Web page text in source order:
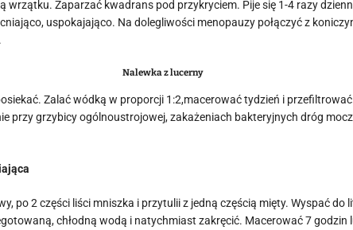
wrzątku. Zaparzać kwadrans pod przykryciem. Pije się 1-4 razy
uspokajająco. Na dolegliwości menopauzy połączyć z
Nalewka z lucerny
Zalać wódką w proporcji 1:2,macerować tydzień i
przy grzybicy ogólnoustrojowej, zakażeniach bakteryjnych dróg
po 2 części liści mniszka i przytulii z jedną częścią mięty. Wyspać do
chłodną wodą i natychmiast zakręcić. Macerować 7 godzin